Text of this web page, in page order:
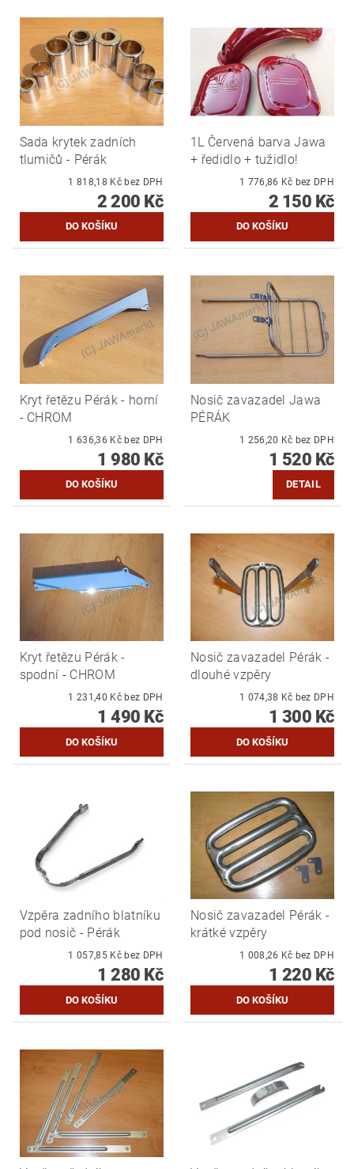
Sada krytek zadních
tlumičů - Pérák
1 818,18 Kč bez DPH
2 200 Kč
1L Červená barva Jawa
+ ředidlo + tužidlo!
1 776,86 Kč bez DPH
2 150 Kč
Kryt řetězu Pérák - horní
- CHROM
1 636,36 Kč bez DPH
1 980 Kč
Nosič zavazadel Jawa
PÉRÁK
1 256,20 Kč bez DPH
1 520 Kč
DETAIL
Kryt řetězu Pérák -
spodní - CHROM
1 231,40 Kč bez DPH
1 490 Kč
Nosič zavazadel Pérák -
dlouhé vzpěry
1 074,38 Kč bez DPH
1 300 Kč
Vzpěra zadního blatníku
pod nosič - Pérák
1 057,85 Kč bez DPH
1 280 Kč
Nosič zavazadel Pérák -
krátké vzpěry
1 008,26 Kč bez DPH
1 220 Kč